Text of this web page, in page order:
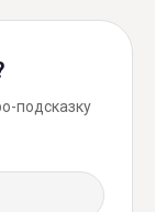
подсказку